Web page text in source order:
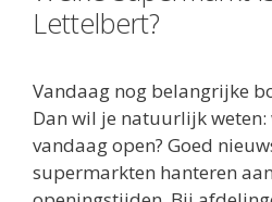
Lettelbert?
Vandaag nog belangrijke
Dan wil je natuurlijk
vandaag open? Goed
supermarkten hanteren